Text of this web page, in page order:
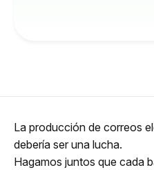
La producción de correos
debería ser una lucha.
Hagamos juntos que cada